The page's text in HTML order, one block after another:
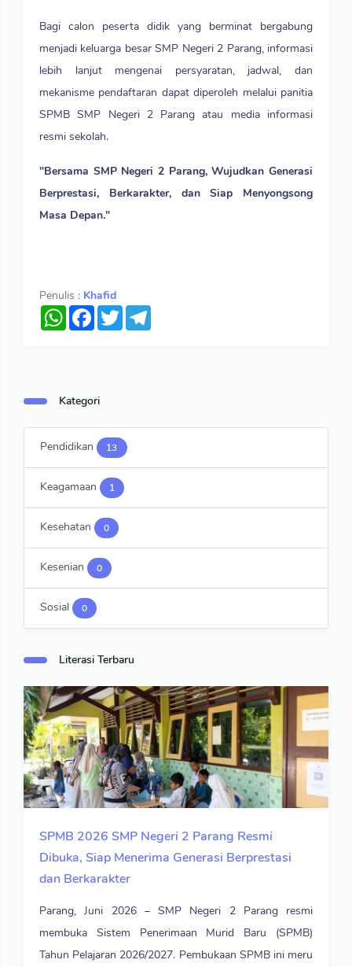
Bagi calon peserta didik yang berminat bergabung
menjadi keluarga besar SMP Negeri 2 Parang, informasi
lebih lanjut mengenai persyaratan, jadwal, dan
mekanisme pendaftaran dapat diperoleh melalui panitia
SPMB SMP Negeri 2 Parang atau media informasi
resmi sekolah.
"Bersama SMP Negeri 2 Parang, Wujudkan Generasi
Berprestasi, Berkarakter, dan Siap Menyongsong
Masa Depan."
Penulis : Khafid
WhatsAppFacebook
Twitter
Kategori
Pendidikan 13
Keagamaan 1
Kesehatan 0
Kesenian 0
Sosial 0
Literasi Terbaru
SPMB 2026 SMP Negeri 2 Parang Resmi
Dibuka, Siap Menerima Generasi Berprestasi
dan Berkarakter
Parang, Juni 2026 – SMP Negeri 2 Parang resmi
membuka Sistem Penerimaan Murid Baru (SPMB)
Tahun Pelajaran 2026/2027. Pembukaan SPMB ini meru